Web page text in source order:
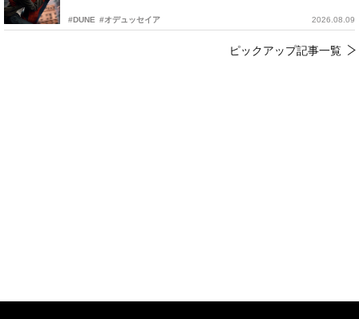
#DUNE #オデュッセイア 2026.08.09
ピックアップ記事一覧